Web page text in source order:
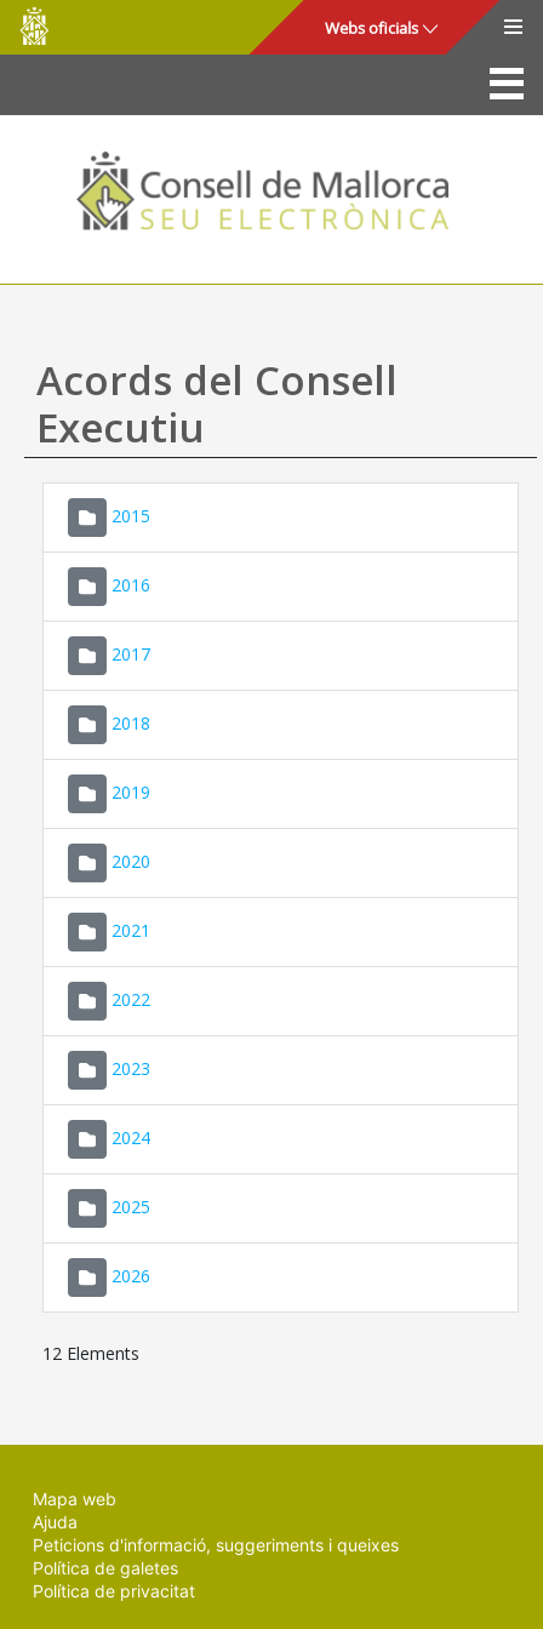
Salta al contingut principal
Consell
de
Mallorca
Webs oficials
La Seu
Consell de Mallorca
Accés i seguretat
Utilitats
Ajuda
Acords del Consell
Executiu
2015
2016
2017
2018
2019
2020
2021
2022
2023
2024
2025
2026
12 Elements
Mapa web
Ajuda
Peticions d'informació, suggeriments i queixes
Política de galetes
Política de privacitat